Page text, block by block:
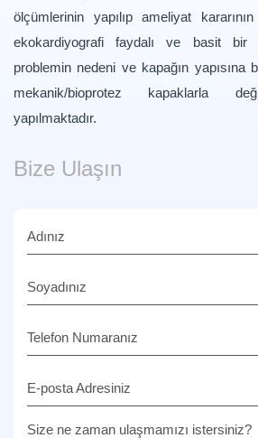
ölçümlerinin yapılıp ameliyat
ekokardiyografi faydalı ve basit bir
problemin nedeni ve kapağın yapısına
mekanik/bioprotez kapaklarla
yapılmaktadır.
Bize Ulaşın
Adınız
Soyadınız
Telefon Numaranız
E-posta Adresiniz
Size ne zaman ulaşmamızı istersiniz?